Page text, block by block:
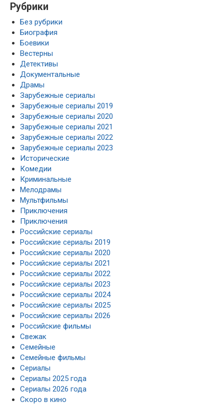
Рубрики
Без рубрики
Биография
Боевики
Вестерны
Детективы
Документальные
Драмы
Зарубежные сериалы
Зарубежные сериалы 2019
Зарубежные сериалы 2020
Зарубежные сериалы 2021
Зарубежные сериалы 2022
Зарубежные сериалы 2023
Исторические
Комедии
Криминальные
Мелодрамы
Мультфильмы
Приключения
Приключения
Российские сериалы
Российские сериалы 2019
Российские сериалы 2020
Российские сериалы 2021
Российские сериалы 2022
Российские сериалы 2023
Российские сериалы 2024
Российские сериалы 2025
Российские сериалы 2026
Российские фильмы
Свежак
Семейные
Семейные фильмы
Сериалы
Сериалы 2025 года
Сериалы 2026 года
Скоро в кино